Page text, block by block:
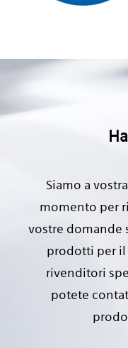
Siamo a
momento per
vostre domande
prodotti per il
rivenditori
potete